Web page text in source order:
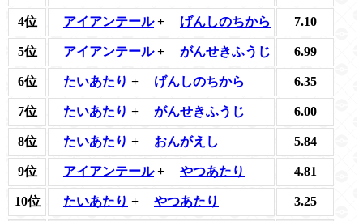
4位 アイアンテール+ げんしのちから 7.10
5位 アイアンテール+ がんせきふうじ 6.99
6位 たいあたり + げんしのちから 6.35
7位 たいあたり + がんせきふうじ 6.00
8位 たいあたり + おんがえし 5.84
9位 アイアンテール+ やつあたり 4.81
10位 たいあたり + やつあたり
3.25